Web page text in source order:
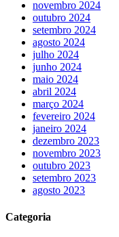
novembro 2024
outubro 2024
setembro 2024
agosto 2024
julho 2024
junho 2024
maio 2024
abril 2024
março 2024
fevereiro 2024
janeiro 2024
dezembro 2023
novembro 2023
outubro 2023
setembro 2023
agosto 2023
Categoria